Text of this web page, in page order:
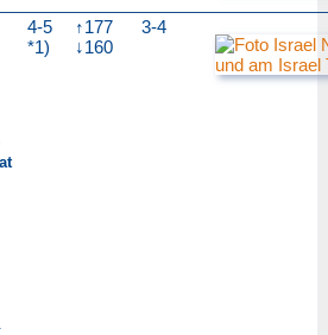
4-5
*1)
↑177
↓160
3-4